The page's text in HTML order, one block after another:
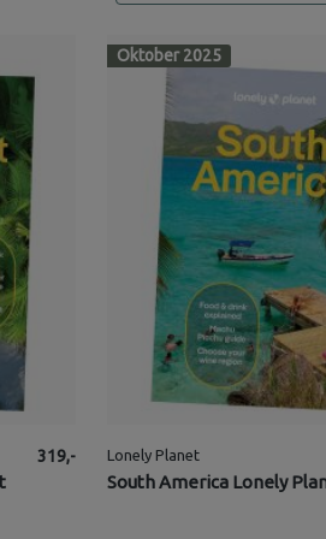
319,-
Oktober 2025
Lonely Planet
South America Lonely